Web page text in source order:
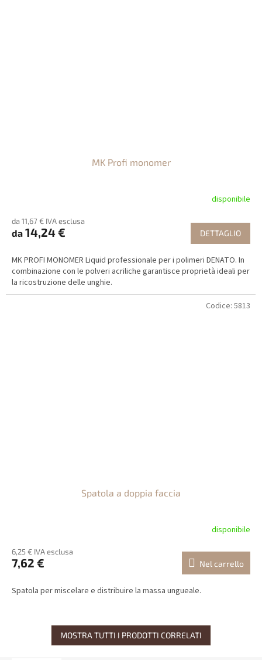
MK Profi monomer
disponibile
da 11,67 € IVA esclusa
da 14,24 € DETTAGLIO
MK PROFI MONOMER Liquid professionale per i polimeri DENATO. In
combinazione con le polveri acriliche garantisce proprietà ideali per
la ricostruzione delle unghie.
Spatola a doppia faccia
disponibile
6,25 € IVA esclusa
7,62 € Nel carrello
Spatola per miscelare e distribuire la massa ungueale.
Codice: 5813
MOSTRA TUTTI I PRODOTTI CORRELATI